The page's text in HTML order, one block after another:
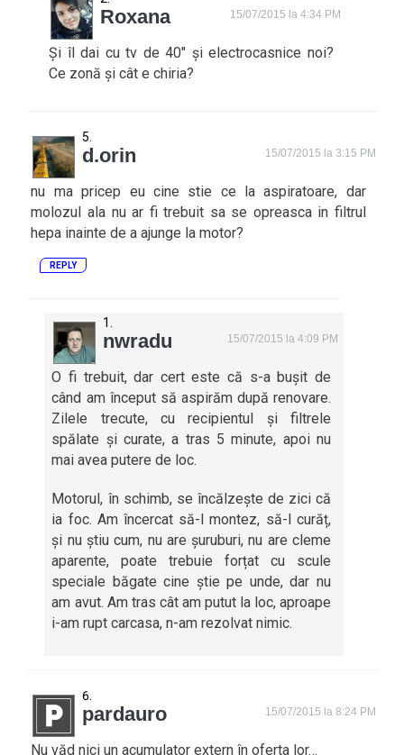
Roxana 15/07/2015 la 4:34 PM
Și îl dai cu tv de 40″ și electrocasnice noi?
Ce zonă și cât e chiria?
d.orin 15/07/2015 la 3:15 PM
nu ma pricep eu cine stie ce la aspiratoare, dar
molozul ala nu ar fi trebuit sa se opreasca in filtrul
hepa inainte de a ajunge la motor?
REPLY
nwradu 15/07/2015 la 4:09 PM
O fi trebuit, dar cert este că s-a bușit de
când am început să aspirăm după renovare.
Zilele trecute, cu recipientul și filtrele
spălate și curate, a tras 5 minute, apoi nu
mai avea putere de loc.
Motorul, în schimb, se încălzește de zici că
ia foc. Am încercat să-l montez, să-l curăț,
și nu știu cum, nu are șuruburi, nu are cleme
aparente, poate trebuie forțat cu scule
speciale băgate cine știe pe unde, dar nu
am avut. Am tras cât am putut la loc, aproape
i-am rupt carcasa, n-am rezolvat nimic.
pardauro 15/07/2015 la 8:24 PM
Nu văd nici un acumulator extern în oferta lor…